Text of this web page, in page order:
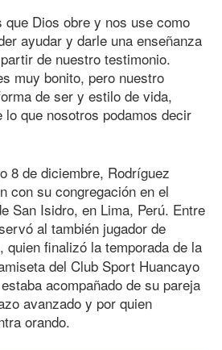
que Dios obre y nos use como
ayudar y darle una enseñanza
de nuestro testimonio.
muy bonito, pero nuestro
de ser y estilo de vida,
lo que nosotros podamos decir
8 de diciembre, Rodríguez
con su congregación en el
San Isidro, en Lima, Perú. Entre
al también jugador de
, quien finalizó la temporada de la
del Club Sport Huancayo
acompañado de su pareja
avanzado y por quien
orando.